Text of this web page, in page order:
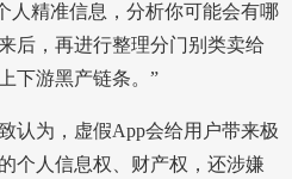
人精准信息，分析你可能会有哪
后，再进行整理分门别类卖给
下游黑产链条。”
为，虚假App会给用户带来极
个人信息权、财产权，还涉嫌